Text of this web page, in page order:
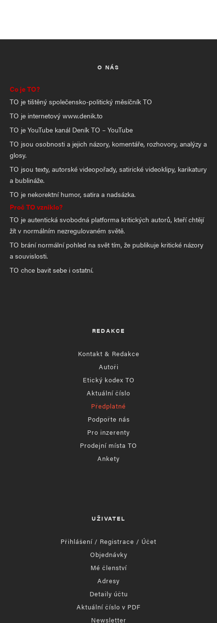
O NÁS
Co je TO?
TO je tištěný společensko-politický měsíčník TO
TO je internetový www.denik.to
TO je YouTube kanál Deník TO – YouTube
TO jsou osobnosti a jejich názory, komentáře, rozhovory, analýzy a
glosy.
TO jsou texty, autorské videopořady, satirické videoklipy, karikatury
a bublináže.
TO je nekorektní humor, satira a nadsázka.
Proč TO vzniklo?
TO je autentická svobodná platforma kritických autorů, kteří chtějí
žít v normálním nezregulovaném světě.
TO brání normální pohled na svět tím, že publikuje kritické názory
a souvislosti.
TO chce bavit sebe i ostatní.
REDAKCE
Kontakt & Redakce
Autoři
Etický kodex TO
Aktuální číslo
Předplatné
Podpořte nás
Pro inzerenty
Prodejní místa TO
Ankety
UŽIVATEL
Přihlášení / Registrace / Účet
Objednávky
Mé členství
Adresy
Detaily účtu
Aktuální číslo v PDF
Newsletter